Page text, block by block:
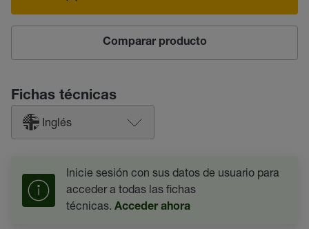
Comparar producto
Fichas técnicas
Inglés
Inicie sesión con sus datos de usuario para
acceder a todas las fichas
técnicas. Acceder ahora